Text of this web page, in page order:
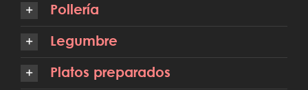
Pollería
Legumbre
Platos preparados